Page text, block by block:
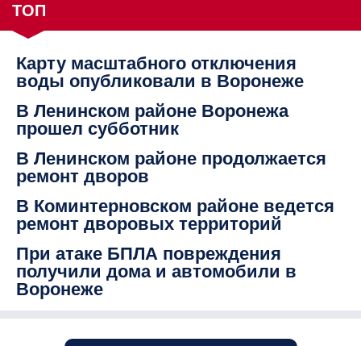
ТОП
Карту масштабного отключения
воды опубликовали в Воронеже
В Ленинском районе Воронежа
прошел субботник
В Ленинском районе продолжается
ремонт дворов
В Коминтерновском районе ведется
ремонт дворовых территорий
При атаке БПЛА повреждения
получили дома и автомобили в
Воронеже